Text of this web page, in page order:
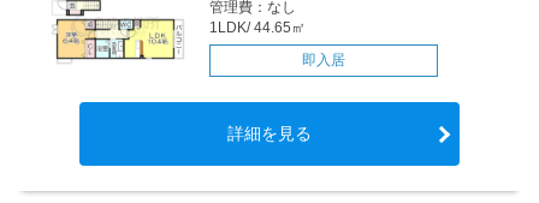
管理費：なし
1LDK/ 44.65㎡
即入居
詳細を見る